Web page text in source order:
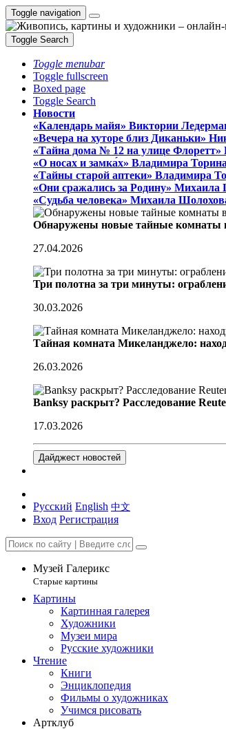
Toggle navigation
Toggle Search
Toggle menubar
Toggle fullscreen
Boxed page
Toggle Search
Новости
«Календарь майя» Виктории
«Вечера на хуторе близ Диканьки»
«Тайна дома № 12 на улице Флоретт»
«О носах и замка́х» Владимира
«Тайны старой аптеки» Владимира
«Они сражались за Родину» Михаила
«Судьба человека» Михаила
Обнаружены новые тайные комнаты
27.04.2026
Три полотна за три минуты:
30.03.2026
Тайная комната Микеланджело:
26.03.2026
Banksy раскрыт? Расследование
17.03.2026
Дайджест новостей
Русский English 中文
Вход Регистрация
Музей Галерикс
Старые картины
Картины
Картинная галерея
Художники
Музеи мира
Русские художники
Чтение
Книги
Энциклопедия
Фильмы о художниках
Учимся рисовать
Артклуб